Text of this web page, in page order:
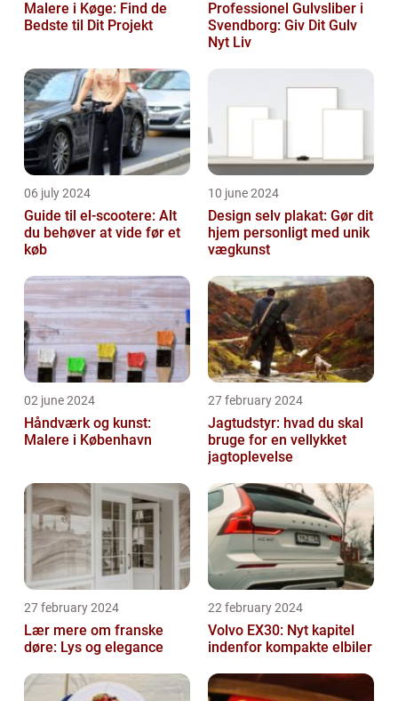
Malere i Køge: Find de
Bedste til Dit Projekt
Professionel Gulvsliber i
Svendborg: Giv Dit Gulv
Nyt Liv
06 july 2024
Guide til el-scootere: Alt
du behøver at vide før et
køb
10 june 2024
Design selv plakat: Gør dit
hjem personligt med unik
vægkunst
02 june 2024
Håndværk og kunst:
Malere i København
27 february 2024
Jagtudstyr: hvad du skal
bruge for en vellykket
jagtoplevelse
27 february 2024
Lær mere om franske
døre: Lys og elegance
22 february 2024
Volvo EX30: Nyt kapitel
indenfor kompakte elbiler